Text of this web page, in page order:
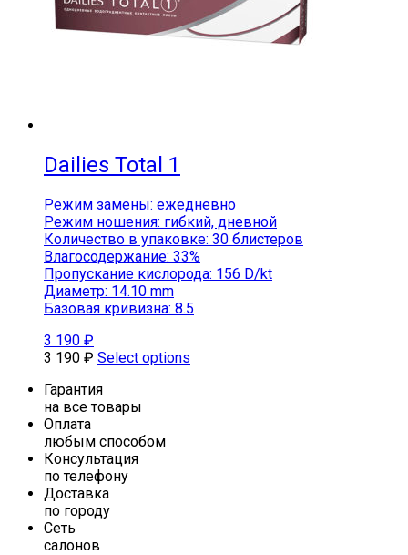
Dailies Total 1
Режим замены: ежедневно
Режим ношения: гибкий, дневной
Количество в упаковке: 30 блистеров
Влагосодержание: 33%
Пропускание кислорода: 156 D/kt
Диаметр: 14.10 mm
Базовая кривизна: 8.5
3 190 ₽
3 190 ₽ Select options
Гарантия
на все товары
Оплата
любым способом
Консультация
по телефону
Доставка
по городу
Сеть
салонов